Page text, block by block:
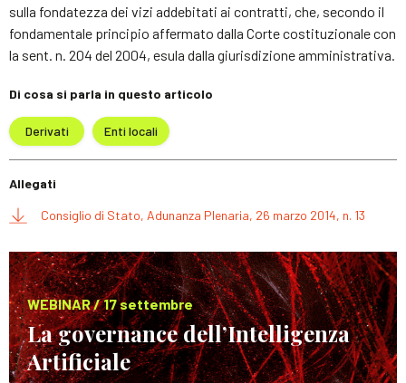
sulla fondatezza dei vizi addebitati ai contratti, che, secondo il
fondamentale principio affermato dalla Corte costituzionale con
la sent. n. 204 del 2004, esula dalla giurisdizione amministrativa.
Di cosa si parla in questo articolo
Derivati Enti locali
Allegati
Consiglio di Stato, Adunanza Plenaria, 26 marzo 2014, n. 13
WEBINAR / 17 settembre
La governance dell’Intelligenza
Artificiale